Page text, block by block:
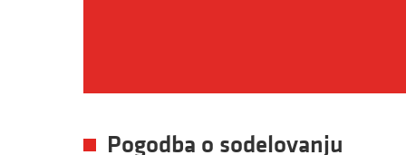
Pogodba o sodelovanju